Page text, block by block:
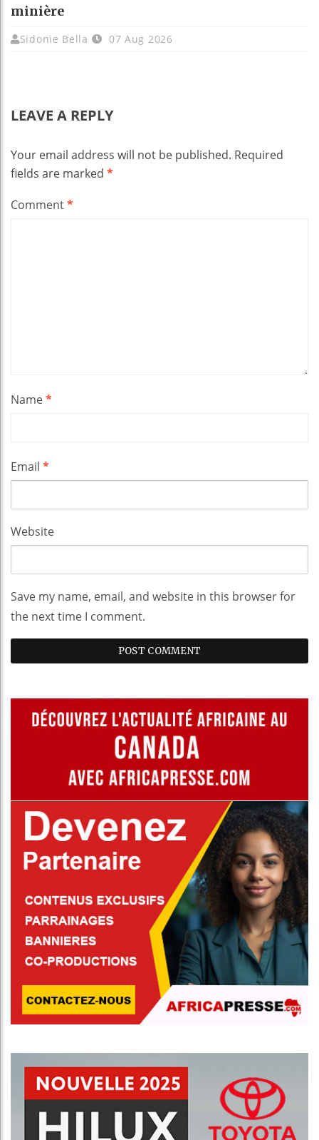
minière
Sidonie Bella 07 Aug 2026
LEAVE A REPLY
Your email address will not be published. Required
fields are marked *
Comment*
Name*
Email *
Website
Save my name, email, and website in this browser for
the next time I comment.